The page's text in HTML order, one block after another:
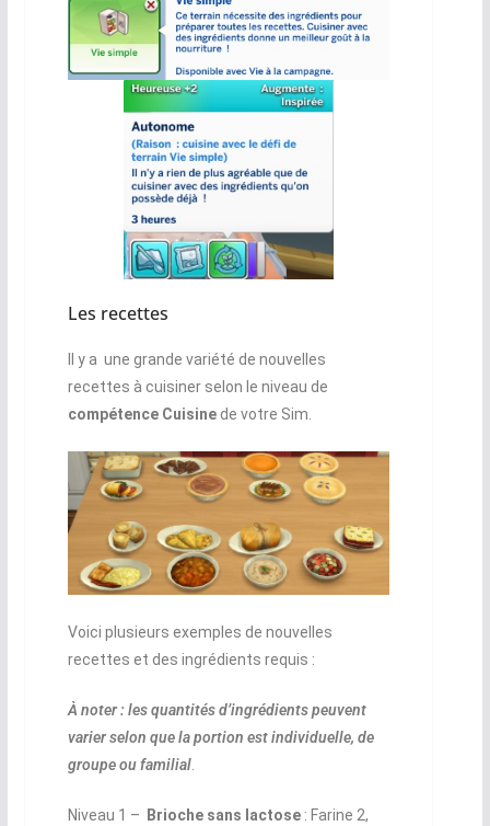
Les recettes
Il y a une grande variété de nouvelles
recettes à cuisiner selon le niveau de
compétence Cuisinede votre Sim.
Voici plusieurs exemples de nouvelles
recettes et des ingrédients requis :
À noter : les quantités d’ingrédients peuvent
varier selon que la portion est individuelle, de
groupe ou familial.
Niveau 1 – Brioche sans lactose: Farine 2,